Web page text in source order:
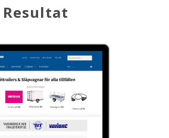
Resultat